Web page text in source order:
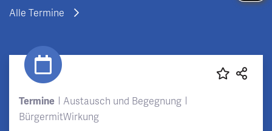
Alle Termine
Termine
Austausch und Begegnung
BürgermitWirkung